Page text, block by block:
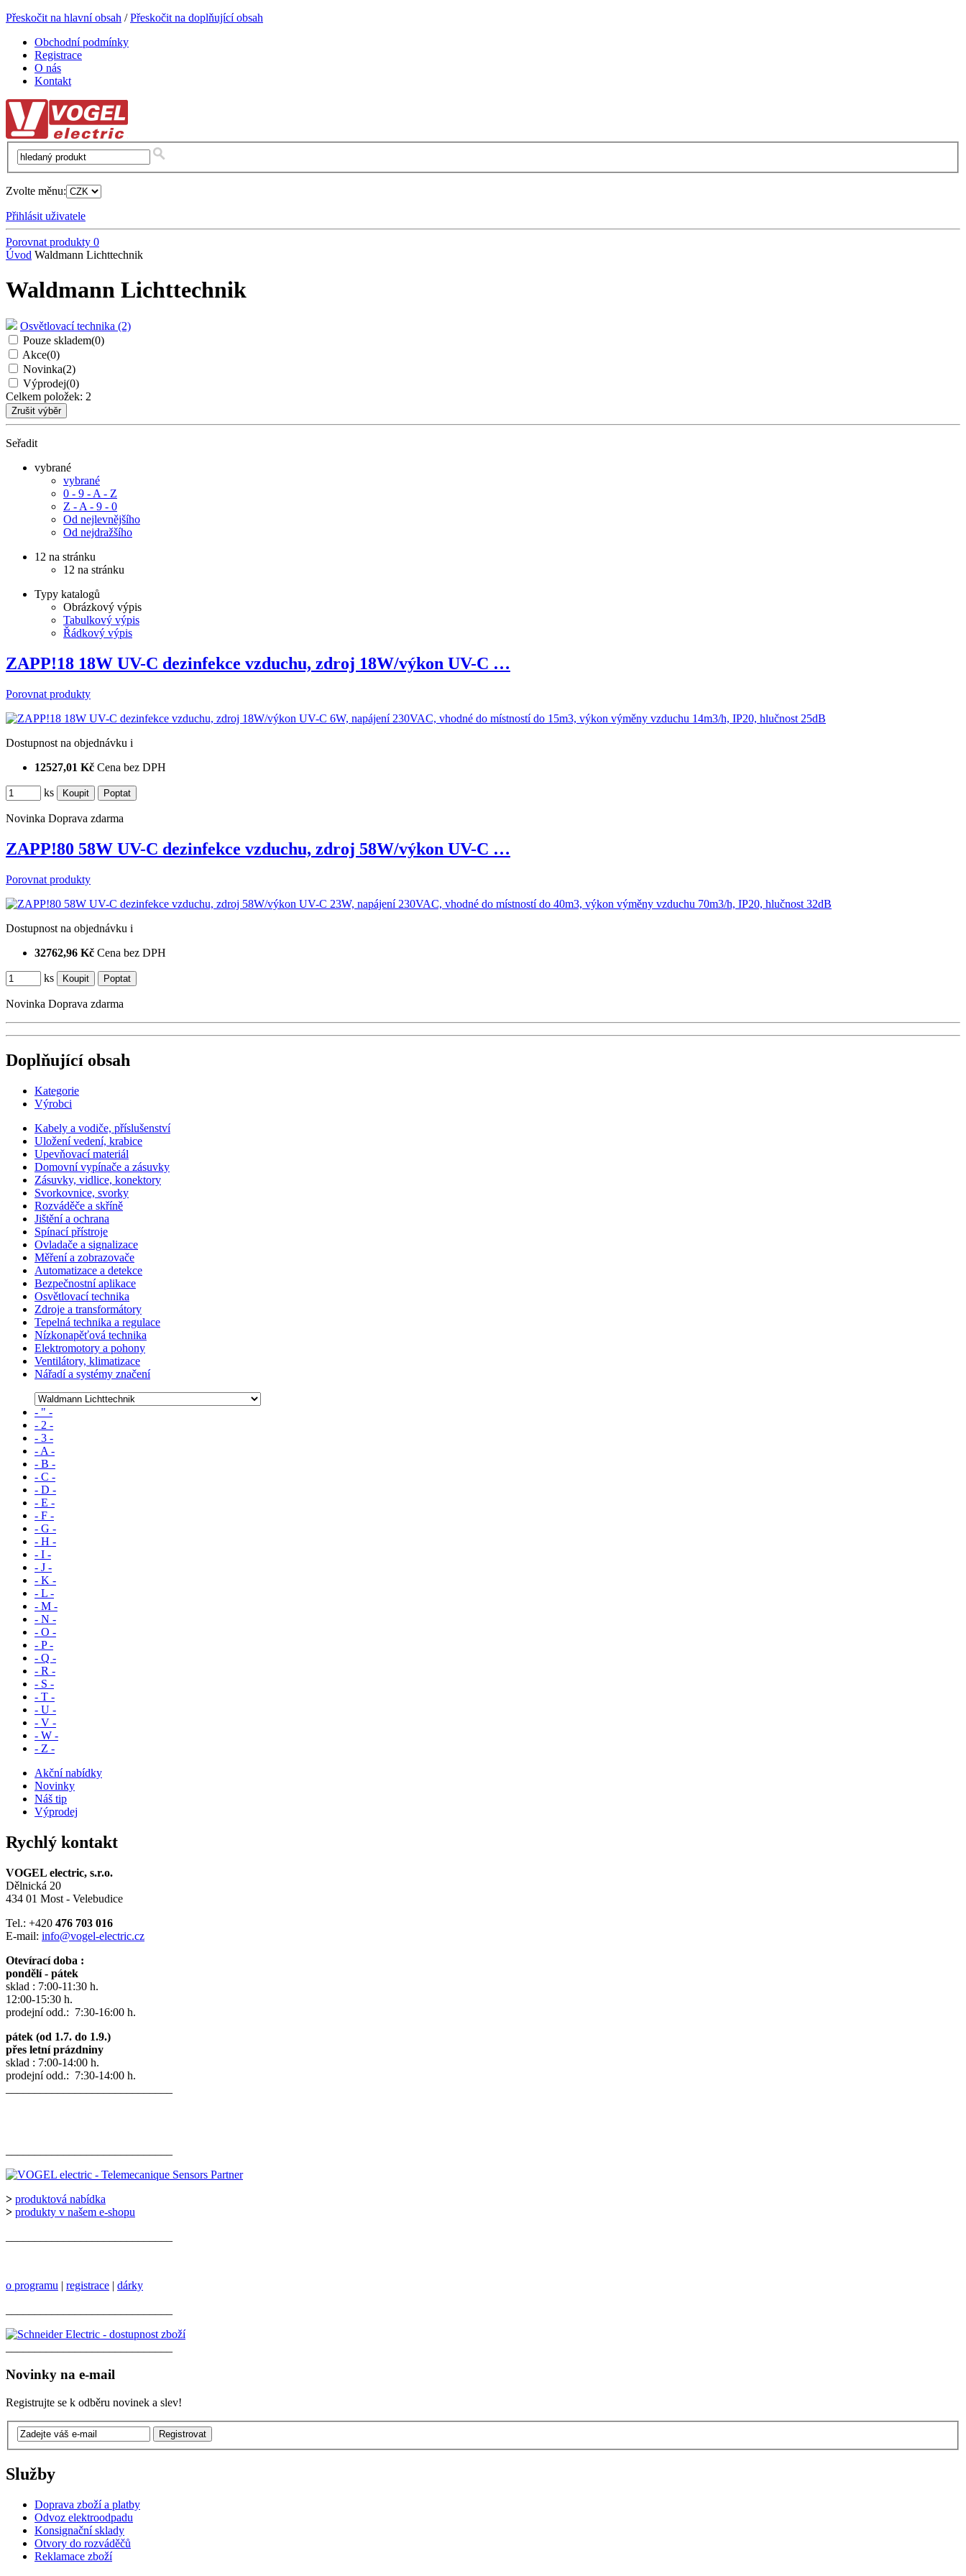
Přeskočit na hlavní obsah /Přeskočit na doplňující obsah
Obchodní podmínky
Registrace
O nás
Kontakt
Zvolte měnu:
Přihlásit uživatele
Porovnat produkty 0
Úvod Waldmann Lichttechnik
Waldmann Lichttechnik
Osvětlovací technika (2)
Pouze skladem(0)
Akce(0)
Novinka(2)
Výprodej(0)
Celkem položek: 2
Seřadit
vybrané
vybrané
0 - 9 - A - Z
Z - A - 9 - 0
Od nejlevnějšího
Od nejdražšího
12 na stránku
12 na stránku
Typy katalogů
Obrázkový výpis
Tabulkový výpis
Řádkový výpis
ZAPP!18 18W UV-C dezinfekce vzduchu, zdroj 18W/výkon UV-C …
Porovnat produkty
Dostupnost na objednávku i
12527,01 Kč Cena bez DPH
ks
Novinka Doprava zdarma
ZAPP!80 58W UV-C dezinfekce vzduchu, zdroj 58W/výkon UV-C …
Porovnat produkty
Dostupnost na objednávku i
32762,96 Kč Cena bez DPH
ks
Novinka Doprava zdarma
Doplňující obsah
Kategorie
Výrobci
Kabely a vodiče, příslušenství
Uložení vedení, krabice
Upevňovací materiál
Domovní vypínače a zásuvky
Zásuvky, vidlice, konektory
Svorkovnice, svorky
Rozváděče a skříně
Jištění a ochrana
Spínací přístroje
Ovladače a signalizace
Měření a zobrazovače
Automatizace a detekce
Bezpečnostní aplikace
Osvětlovací technika
Zdroje a transformátory
Tepelná technika a regulace
Nízkonapěťová technika
Elektromotory a pohony
Ventilátory, klimatizace
Nářadí a systémy značení
- " -
- 2 -
- 3 -
- A -
- B -
- C -
- D -
- E -
- F -
- G -
- H -
- I -
- J -
- K -
- L -
- M -
- N -
- O -
- P -
- Q -
- R -
- S -
- T -
- U -
- V -
- W -
- Z -
Akční nabídky
Novinky
Náš tip
Výprodej
Rychlý kontakt
VOGEL electric, s.r.o.
Dělnická 20
434 01 Most - Velebudice
Tel.: +420 476 703 016
E-mail: info@vogel-electric.cz
Otevírací doba :
pondělí - pátek
sklad : 7:00-11:30 h.
12:00-15:30 h.
prodejní odd.: 7:30-16:00 h.
pátek (od 1.7. do 1.9.)
přes letní prázdniny
sklad : 7:00-14:00 h.
prodejní odd.: 7:30-14:00 h.
> produktová nabídka
> produkty v našem e-shopu
o programu | registrace | dárky
Novinky na e-mail
Registrujte se k odběru novinek a slev!
Služby
Doprava zboží a platby
Odvoz elektroodpadu
Konsignační sklady
Otvory do rozváděčů
Reklamace zboží